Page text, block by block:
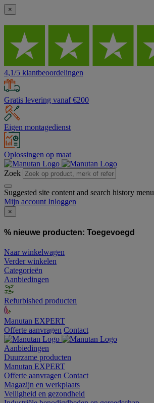
×
4,1/5 klantbeoordelingen
Gratis levering vanaf €200
Eigen montagedienst
Oplossingen op maat
Zoek
Suggested site content and search history menu
Mijn account Inloggen
×
% nieuwe producten: Toegevoegd
Naar winkelwagen
Verder winkelen
Categorieën
Aanbiedingen
Refurbished producten
Manutan EXPERT
Offerte aanvragen Contact
Aanbiedingen
Duurzame producten
Manutan EXPERT
Offerte aanvragen Contact
Magazijn en werkplaats
Veiligheid en gezondheid